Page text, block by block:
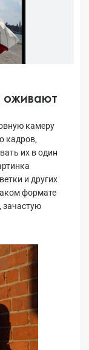
оживают
камеру
кадров,
их в один
и других
формате
зачастую